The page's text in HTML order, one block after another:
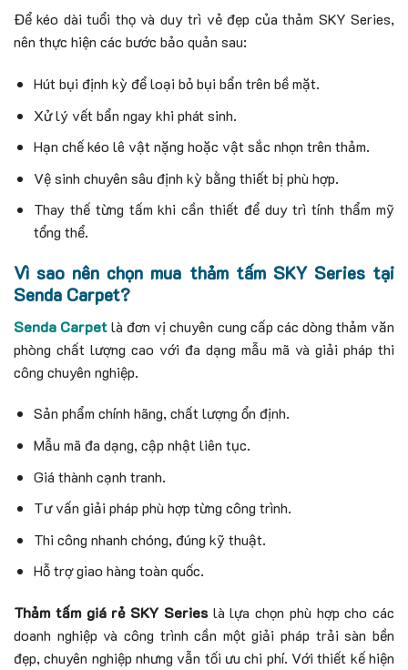
Để kéo dài tuổi thọ và duy trì vẻ đẹp của thảm SKY Series,
nên thực hiện các bước bảo quản sau:
Hút bụi định kỳ để loại bỏ bụi bẩn trên bề mặt.
Xử lý vết bẩn ngay khi phát sinh.
Hạn chế kéo lê vật nặng hoặc vật sắc nhọn trên thảm.
Vệ sinh chuyên sâu định kỳ bằng thiết bị phù hợp.
Thay thế từng tấm khi cần thiết để duy trì tính thẩm mỹ
tổng thể.
Vì sao nên chọn mua thảm tấm SKY Series tại
Senda Carpet?
Senda Carpetlà đơn vị chuyên cung cấp các dòng thảm văn
phòng chất lượng cao với đa dạng mẫu mã và giải pháp thi
công chuyên nghiệp.
Sản phẩm chính hãng, chất lượng ổn định.
Mẫu mã đa dạng, cập nhật liên tục.
Giá thành cạnh tranh.
Tư vấn giải pháp phù hợp từng công trình.
Thi công nhanh chóng, đúng kỹ thuật.
Hỗ trợ giao hàng toàn quốc.
Thảm tấm giá rẻ SKY Serieslà lựa chọn phù hợp cho các
doanh nghiệp và công trình cần một giải pháp trải sàn bền
đẹp, chuyên nghiệp nhưng vẫn tối ưu chi phí. Với thiết kế hiện